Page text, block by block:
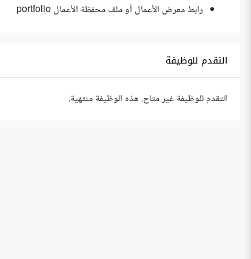
رابط معرض الأعمال أو ملف محفظة الأعمال portfolio
التقدم للوظيفة
التقدم للوظيفة غير متاح. هذه الوظيفة منتهية.